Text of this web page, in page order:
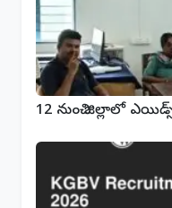
12 నుంచి జిల్లాలో